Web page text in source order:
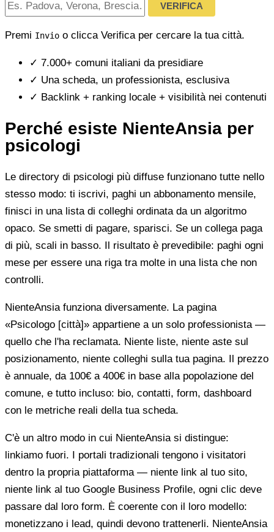
VERIFICA
Premi Invio o clicca Verifica per cercare la tua città.
✓ 7.000+ comuni italiani da presidiare
✓ Una scheda, un professionista, esclusiva
✓ Backlink + ranking locale + visibilità nei contenuti
Perché esiste NienteAnsia per
psicologi
Le directory di psicologi più diffuse funzionano tutte nello
stesso modo: ti iscrivi, paghi un abbonamento mensile,
finisci in una lista di colleghi ordinata da un algoritmo
opaco. Se smetti di pagare, sparisci. Se un collega paga
di più, scali in basso. Il risultato è prevedibile: paghi ogni
mese per essere una riga tra molte in una lista che non
controlli.
NienteAnsia funziona diversamente. La pagina
«Psicologo [città]» appartiene a un solo professionista —
quello che l'ha reclamata. Niente liste, niente aste sul
posizionamento, niente colleghi sulla tua pagina. Il prezzo
è annuale, da 100€ a 400€ in base alla popolazione del
comune, e tutto incluso: bio, contatti, form, dashboard
con le metriche reali della tua scheda.
C'è un altro modo in cui NienteAnsia si distingue:
linkiamo fuori. I portali tradizionali tengono i visitatori
dentro la propria piattaforma — niente link al tuo sito,
niente link al tuo Google Business Profile, ogni clic deve
passare dal loro form. È coerente con il loro modello:
monetizzano i lead, quindi devono trattenerli. NienteAnsia